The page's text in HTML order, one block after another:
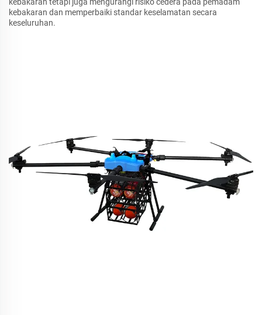
kebakaran dan memperbaiki standar keselamatan secara
keseluruhan.